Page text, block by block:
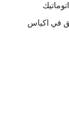
في اكياس